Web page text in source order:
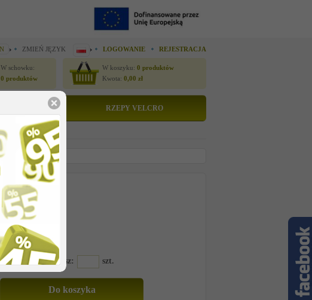
ZMIEŃ JĘZYK LOGOWANIE REJESTRACJA
W schowku:
0 produktów
W koszyku: 0 produktów
Kwota: 0,00 zł
RZEPY VELCRO
us
Cena netto
Zapytaj o cenę
Nr kat:U-29486R
Ile sztuk zamawiasz: szt.